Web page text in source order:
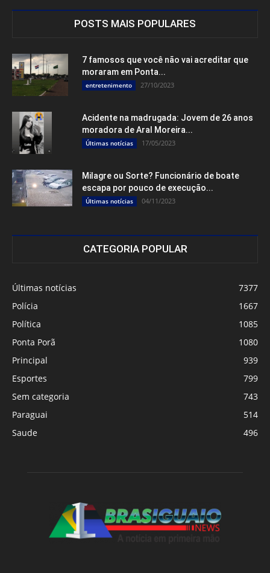
POSTS MAIS POPULARES
7 famosos que você não vai acreditar que
moraram em Ponta...
entretenimento 27/10/2023
Acidente na madrugada: Jovem de 26 anos
moradora de Aral Moreira...
Últimas notícias 17/05/2023
Milagre ou Sorte? Funcionário de boate
escapa por pouco de execução...
Últimas notícias 04/11/2023
CATEGORIA POPULAR
Últimas notícias
7377
Polícia
1667
Política
1085
Ponta Porã
1080
Principal
939
Esportes
799
Sem categoria
743
Paraguai
514
Saude
496